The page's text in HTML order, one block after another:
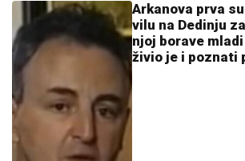
Arkanova prva
vilu na Dedinju
njoj borave
živio je i poznati